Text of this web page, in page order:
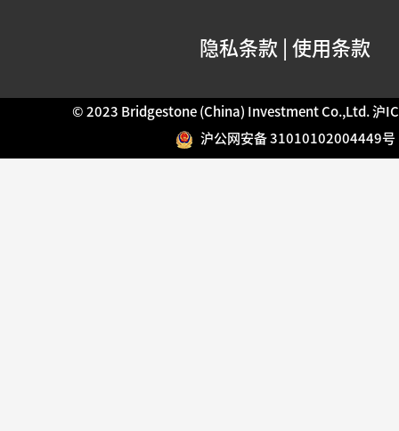
隐私条款 | 使用条款
© 2023 Bridgestone (China) Investment Co.,Ltd.沪
沪公网安备 31010102004449号